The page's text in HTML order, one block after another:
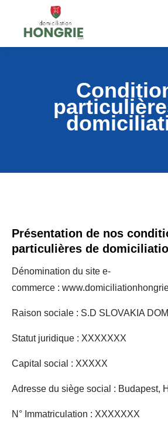
Présentation de nos
particulières de
Dénomination du site e-
commerce :
Raison sociale : S.D SLOVAKIA
Statut juridique : XXXXXXX
Capital social : XXXXX
Adresse du siège social : Budapest,
N° Immatriculation : XXXXXXX